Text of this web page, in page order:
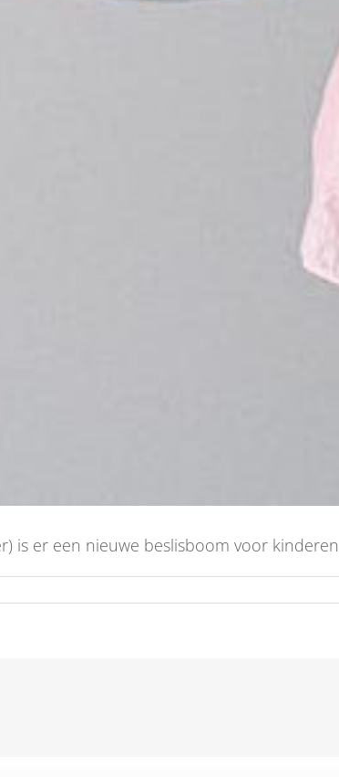
is er een nieuwe beslisboom voor